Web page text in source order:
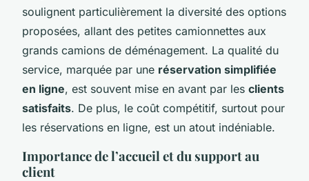
soulignent particulièrement la diversité des options
proposées, allant des petites camionnettes aux
grands camions de déménagement. La qualité du
service, marquée par une réservation simplifiée
en ligne, est souvent mise en avant par les clients
satisfaits. De plus, le coût compétitif, surtout pour
les réservations en ligne, est un atout indéniable.
Importance de l’accueil et du support au
client